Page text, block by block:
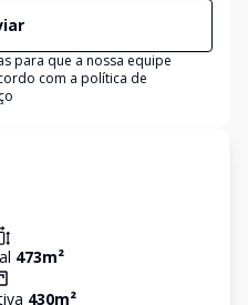
para que a nossa equipe
com a política de
473m²
430m²